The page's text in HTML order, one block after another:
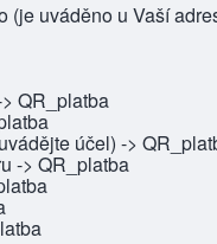
(je uváděno u Vaší
QR_platba
účel) ->
-> QR_platba